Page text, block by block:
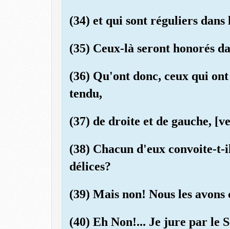
(34) et qui sont réguliers dans
(35) Ceux-là seront honorés
(36) Qu'ont donc, ceux qui
tendu,
(37) de droite et de gauche,
(38) Chacun d'eux convoite-
délices?
(39) Mais non! Nous les
(40) Eh Non!... Je jure par le